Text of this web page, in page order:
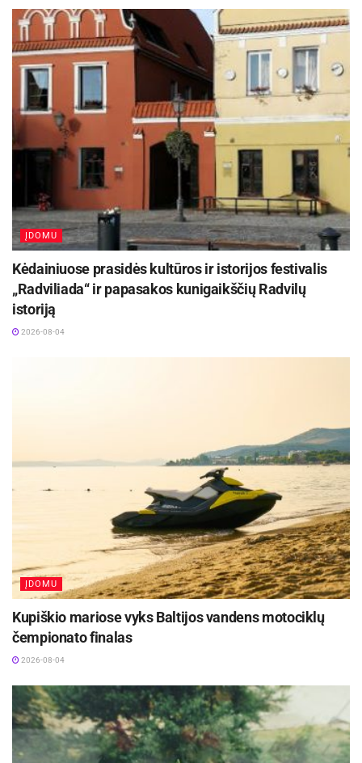
Džiaugiamės galėdami prisidėti prie didesnės
įvairesnių pramogų pasiūlos kauniečiams ir
miesto svečiams. O vasaros įkarštis – pats
smagiausias laikas išbandyti lauko kinui“, – sako
prekybos miestelio „Urmas“ rinkodaros vadovas
Jonas Plenta.
Lauko kinas žiūrovų lauks trečiadienį, rugpjūčio
12 d., nuo 21 val., o pats filmas prasidės
paskutiniams saulės spinduliams palikus dangų,
22 val. Bilieto kaina skaičiuojama lengvajam
automobiliui, nepriklausomai nuo to, kiek jame
yra žmonių.
ĮDOMU
Kėdainiuose prasidės kultūros ir istorijos festivalis
„Radviliada“ ir papasakos kunigaikščių Radvilų
istoriją
2026-08-04
ĮDOMU
Kupiškio mariose vyks Baltijos vandens motociklų
čempionato finalas
2026-08-04